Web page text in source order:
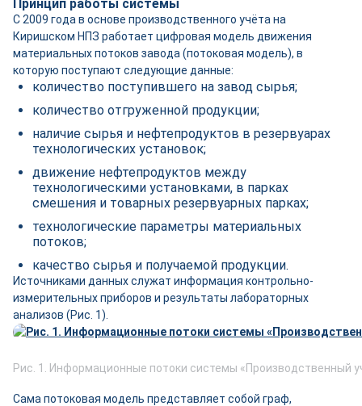
Принцип работы системы
С 2009 года в основе производственного учёта на
Киришском НПЗ работает цифровая модель движения
материальных потоков завода (потоковая модель), в
которую поступают следующие данные:
количество поступившего на завод сырья;
количество отгруженной продукции;
наличие сырья и нефтепродуктов в резервуарах
технологических установок;
движение нефтепродуктов между
технологическими установками, в парках
смешения и товарных резервуарных парках;
технологические параметры материальных
потоков;
качество сырья и получаемой продукции.
Источниками данных служат информация контрольно-
измерительных приборов и результаты лабораторных
анализов (Рис. 1).
Рис. 1. Информационные потоки системы «Производственный
Сама потоковая модель представляет собой граф,